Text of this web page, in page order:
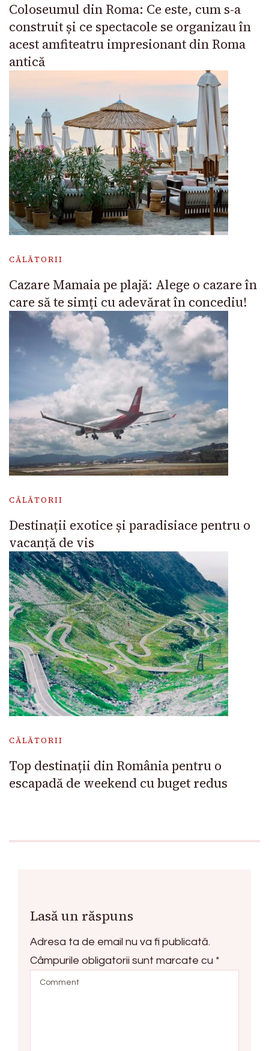
Coloseumul din Roma: Ce este, cum s-a
construit și ce spectacole se organizau în
acest amfiteatru impresionant din Roma
antică
CĂLĂTORII
Cazare Mamaia pe plajă: Alege o cazare în
care să te simți cu adevărat în concediu!
CĂLĂTORII
Destinații exotice și paradisiace pentru o
vacanță de vis
CĂLĂTORII
Top destinații din România pentru o
escapadă de weekend cu buget redus
Lasă un răspuns
Adresa ta de email nu va fi publicată.
Câmpurile obligatorii sunt marcate cu *